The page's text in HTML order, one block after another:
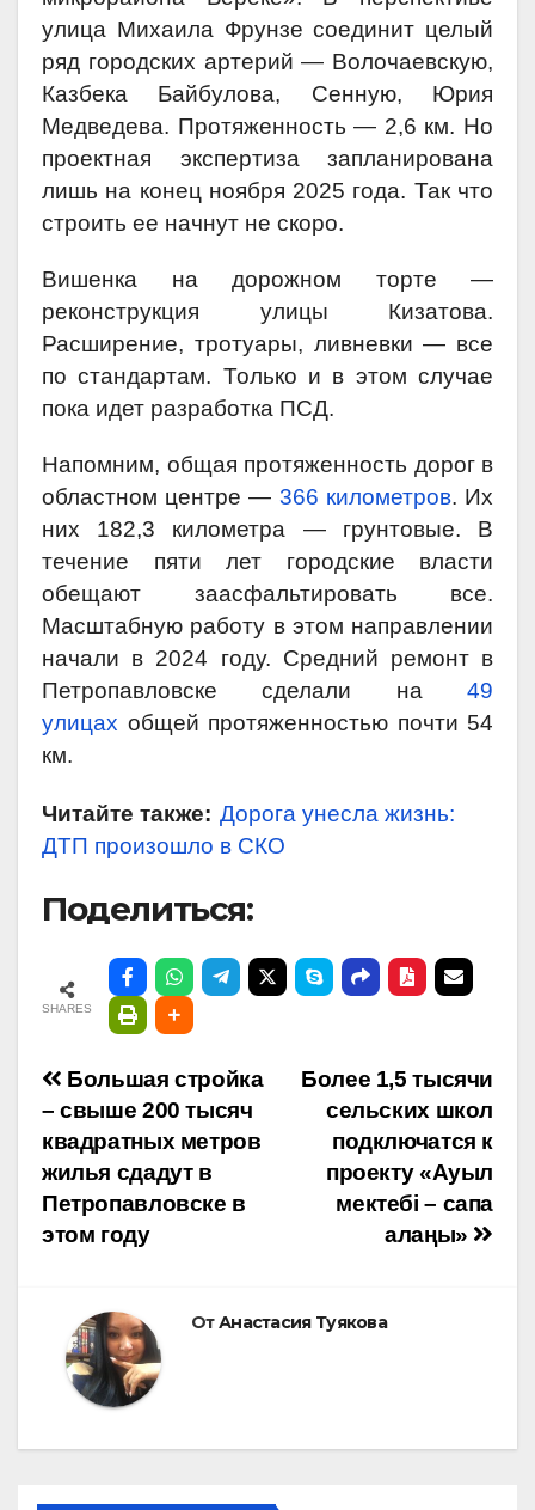
улица Михаила Фрунзе соединит целый
ряд городских артерий — Волочаевскую,
Казбека Байбулова, Сенную, Юрия
Медведева. Протяженность — 2,6 км. Но
проектная экспертиза запланирована
лишь на конец ноября 2025 года. Так что
строить ее начнут не скоро.
Вишенка на дорожном торте —
реконструкция улицы Кизатова.
Расширение, тротуары, ливневки — все
по стандартам. Только и в этом случае
пока идет разработка ПСД.
Напомним, общая протяженность дорог в
областном центре — 366 километров. Их
них 182,3 километра — грунтовые. В
течение пяти лет городские власти
обещают заасфальтировать все.
Масштабную работу в этом направлении
начали в 2024 году. Средний ремонт в
Петропавловске сделали на 49
улицах общей протяженностью почти 54
км.
Читайте также: Дорога унесла жизнь:
ДТП произошло в СКО
Поделиться:
SHARES
Навигация
по
записям
Более 1,5 тысячи
сельских школ
подключатся к
проекту «Ауыл
мектебі – сапа
алаңы»
Большая стройка
– свыше 200 тысяч
квадратных метров
жилья сдадут в
Петропавловске в
этом году
ОтАнастасия Туякова